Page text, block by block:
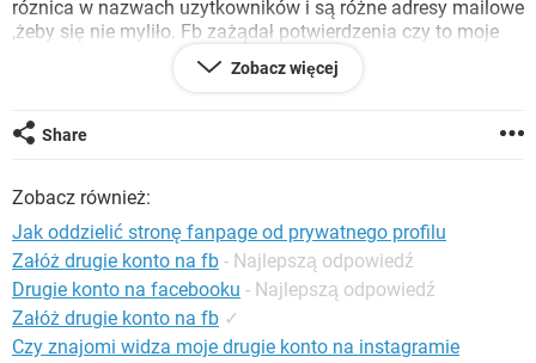
róznica w nazwach uzytkowników i są różne adresy mailowe
,żeby się nie myliło. Fb zażądał potwierdzenia czy to moje
konto, wysłał kod na mój mail który wpisałam , potem
zażądał zdjęcia , ktore wysłałam a potem to konto zniknęło !
usunięta. Jak mogę ten profil odzyskać ?
W centrum pomocy nikt nie opisuje takiego przypadku więc
Zobacz więcej
Share
Zobacz również:
Jak oddzielić stronę fanpage od prywatnego profilu
Załóż drugie konto na fb - Najlepszą odpowiedź
Drugie konto na facebooku - Najlepszą odpowiedź
Załóż drugie konto na fb ✓
Czy znajomi widza moje drugie konto na instagramie